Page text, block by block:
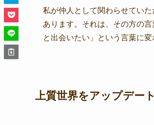
私が仲人として関わらせてい
あります。それは、その方の
と出会いたい」という言葉に
上質世界をアップデー